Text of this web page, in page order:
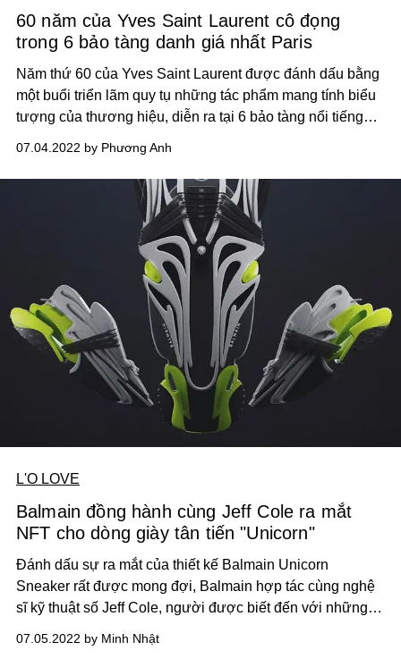
60 năm của Yves Saint Laurent cô đọng
trong 6 bảo tàng danh giá nhất Paris
Năm thứ 60 của Yves Saint Laurent được đánh dấu bằng
một buổi triển lãm quy tụ những tác phẩm mang tính biểu
tượng của thương hiệu, diễn ra tại 6 bảo tàng nổi tiếng
07.04.2022 by Phương Anh
L'O LOVE
Balmain đồng hành cùng Jeff Cole ra mắt
NFT cho dòng giày tân tiến "Unicorn"
Đánh dấu sự ra mắt của thiết kế Balmain Unicorn
Sneaker rất được mong đợi, Balmain hợp tác cùng nghệ
sĩ kỹ thuật số Jeff Cole, người được biết đến với những
ngắn cực kì bắt mắt.
07.05.2022 by Minh Nhật